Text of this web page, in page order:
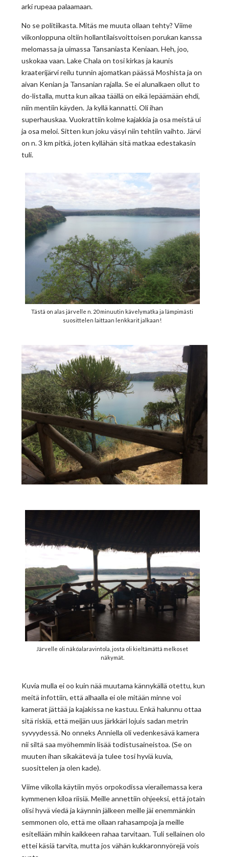
arki rupeaa palaamaan.
No se politiikasta. Mitäs me muuta ollaan tehty? Viime
viikonloppuna oltiin hollantilaisvoittoisen porukan kanssa
melomassa ja uimassa Tansaniasta Keniaan. Heh, joo,
uskokaa vaan. Lake Chala on tosi kirkas ja kaunis
kraaterijärvi reilu tunnin ajomatkan päässä Moshista ja on
aivan Kenian ja Tansanian rajalla. Se ei alunalkaen ollut to
do-listalla, mutta kun aikaa täällä on eikä lepäämään ehdi,
niin mentiin käyden. Ja kyllä kannatti. Oli ihan
superhauskaa. Vuokrattiin kolme kajakkia ja osa meistä ui
ja osa meloi. Sitten kun joku väsyi niin tehtiin vaihto. Järvi
on n. 3 km pitkä, joten kyllähän sitä matkaa edestakasin
tuli.
Tästä on alas järvelle n. 20 minuutin kävelymatka ja lämpimästi
suosittelen laittaan lenkkarit jalkaan!
Järvelle oli näköalaravintola, josta oli kieltämättä melkoset
näkymät.
Kuvia mulla ei oo kuin nää muutama kännykällä otettu, kun
meitä infottiin, että alhaalla ei ole mitään minne voi
kamerat jättää ja kajakissa ne kastuu. Enkä halunnu ottaa
sitä riskiä, että meijän uus järkkäri lojuis sadan metrin
syvyydessä. No onneks Anniella oli vedenkesävä kamera
nii siltä saa myöhemmin lisää todistusaineistoa. (Se on
muuten ihan sikakätevä ja tulee tosi hyviä kuvia,
suosittelen ja olen kade).
Viime viikolla käytiin myös orpokodissa vierailemassa kera
kymmenen kiloa riisiä. Meille annettiin ohjeeksi, että jotain
olisi hyvä viedä ja käynnin jälkeen meille jäi enemmänkin
semmonen olo, että me ollaan rahasampoja ja meille
esitellään mihin kaikkeen rahaa tarvitaan. Tuli sellainen olo
ettei käsiä tarvita, mutta jos vähän kukkaronnyörejä vois